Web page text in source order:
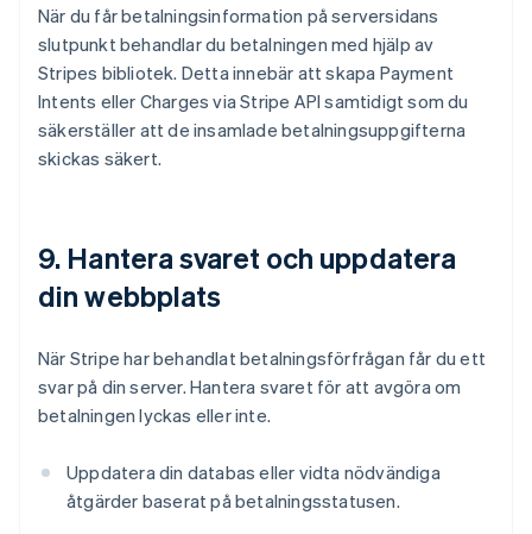
När du får betalningsinformation på serversidans
slutpunkt behandlar du betalningen med hjälp av
Stripes bibliotek. Detta innebär att skapa Payment
Intents eller Charges via Stripe API samtidigt som du
säkerställer att de insamlade betalningsuppgifterna
skickas säkert.
9. Hantera svaret och uppdatera
din webbplats
När Stripe har behandlat betalningsförfrågan får du ett
svar på din server. Hantera svaret för att avgöra om
betalningen lyckas eller inte.
Uppdatera din databas eller vidta nödvändiga
åtgärder baserat på betalningsstatusen.